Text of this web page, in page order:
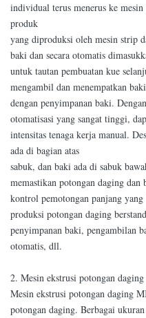
individual terus menerus ke
produk
yang diproduksi oleh mesin strip
baki dan secara otomatis
untuk tautan pembuatan kue
mengambil dan menempatkan
dengan penyimpanan baki. Dengan
otomatisasi yang sangat tinggi,
intensitas tenaga kerja manual.
ada di bagian atas
sabuk, dan baki ada di sabuk
memastikan potongan daging dan
kontrol pemotongan panjang
produksi potongan daging
penyimpanan baki, pengambilan
otomatis, dll.
2. Mesin ekstrusi potongan daging
Mesin ekstrusi potongan daging
potongan daging. Berbagai